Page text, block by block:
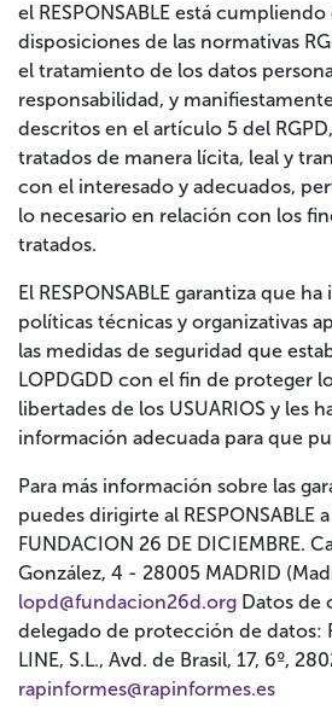
el RESPONSABLE está
disposiciones de las normativas
el tratamiento de los datos
responsabilidad, y
descritos en el artículo 5 del
tratados de manera lícita, leal y
con el interesado y adecuados,
lo necesario en relación con los
tratados.
El RESPONSABLE garantiza que
políticas técnicas y organizativas
las medidas de seguridad que
LOPDGDD con el fin de proteger
libertades de los USUARIOS y les
información adecuada para que
Para más información sobre las
puedes dirigirte al RESPONSABLE
FUNDACION 26 DE DICIEMBRE.
González, 4 - 28005 MADRID
lopd@fundacion26d.org Datos de
delegado de protección de datos:
LINE, S.L., Avd. de Brasil, 17, 6º,
rapinformes@rapinformes.es